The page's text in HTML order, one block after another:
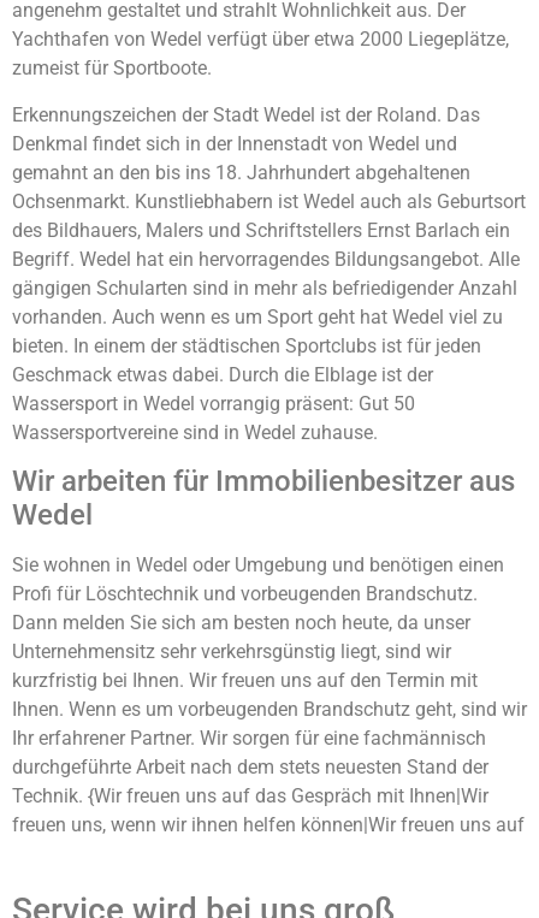
angenehm gestaltet und strahlt Wohnlichkeit aus. Der
Yachthafen von Wedel verfügt über etwa 2000 Liegeplätze,
zumeist für Sportboote.
Erkennungszeichen der Stadt Wedel ist der Roland. Das
Denkmal findet sich in der Innenstadt von Wedel und
gemahnt an den bis ins 18. Jahrhundert abgehaltenen
Ochsenmarkt. Kunstliebhabern ist Wedel auch als Geburtsort
des Bildhauers, Malers und Schriftstellers Ernst Barlach ein
Begriff. Wedel hat ein hervorragendes Bildungsangebot. Alle
gängigen Schularten sind in mehr als befriedigender Anzahl
vorhanden. Auch wenn es um Sport geht hat Wedel viel zu
bieten. In einem der städtischen Sportclubs ist für jeden
Geschmack etwas dabei. Durch die Elblage ist der
Wassersport in Wedel vorrangig präsent: Gut 50
Wassersportvereine sind in Wedel zuhause.
Wir arbeiten für Immobilienbesitzer aus
Wedel
Sie wohnen in Wedel oder Umgebung und benötigen einen
Profi für Löschtechnik und vorbeugenden Brandschutz.
Dann melden Sie sich am besten noch heute, da unser
Unternehmensitz sehr verkehrsgünstig liegt, sind wir
kurzfristig bei Ihnen. Wir freuen uns auf den Termin mit
Ihnen. Wenn es um vorbeugenden Brandschutz geht, sind wir
Ihr erfahrener Partner. Wir sorgen für eine fachmännisch
durchgeführte Arbeit nach dem stets neuesten Stand der
Technik. {Wir freuen uns auf das Gespräch mit Ihnen|Wir
freuen uns, wenn wir ihnen helfen können|Wir freuen uns auf